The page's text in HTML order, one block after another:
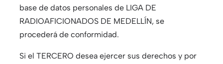
base de datos personales de LIGA DE
RADIOAFICIONADOS DE MEDELLÍN, se
procederá de conformidad.
Si el TERCERO desea ejercer sus derechos y por